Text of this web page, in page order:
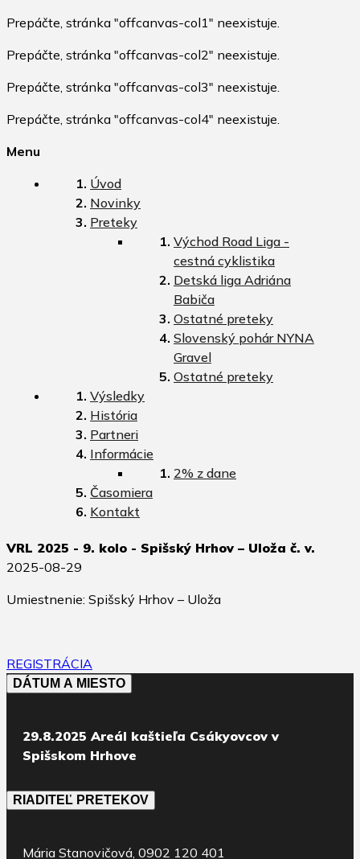
Prepáčte, stránka "offcanvas-col1" neexistuje.
Prepáčte, stránka "offcanvas-col2" neexistuje.
Prepáčte, stránka "offcanvas-col3" neexistuje.
Prepáčte, stránka "offcanvas-col4" neexistuje.
Menu
Úvod
Novinky
Preteky
Východ Road Liga -
cestná cyklistika
Detská liga Adriána
Babiča
Ostatné preteky
Slovenský pohár NYNA
Gravel
Ostatné preteky
Výsledky
História
Partneri
Informácie
2% z dane
Časomiera
Kontakt
VRL 2025 - 9. kolo - Spišský Hrhov – Uloža č. v.
2025-08-29
Umiestnenie: Spišský Hrhov – Uloža
REGISTRÁCIA
DÁTUM A MIESTO
29.8.2025 Areál kaštieľa Csákyovcov v
Spišskom Hrhove
RIADITEĽ PRETEKOV
Mária Stanovičová, 0902 120 401